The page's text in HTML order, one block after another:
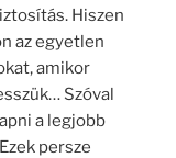
Hiszen
az egyetlen
amikor
Szóval
a legjobb
persze